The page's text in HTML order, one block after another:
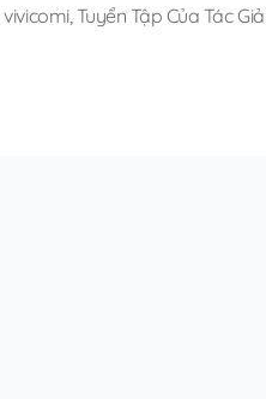
,Tuyển Tập Của Tác